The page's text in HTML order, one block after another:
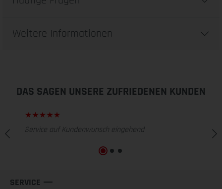
Weitere Informationen
DAS SAGEN UNSERE ZUFRIEDENEN KUNDEN
Service auf Kundenwunsch eingehend
SERVICE